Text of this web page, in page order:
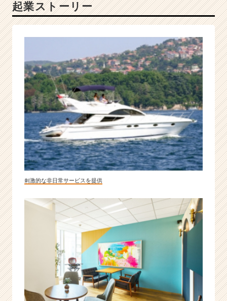
た
ソ
リ
ュ
ー
シ
ョ
ン
を
提
供！
|
ベ
チ
ャ
ー・
成
企
業
か
ら
ス
起業ストーリー
刺激的な非日常サービスを提供